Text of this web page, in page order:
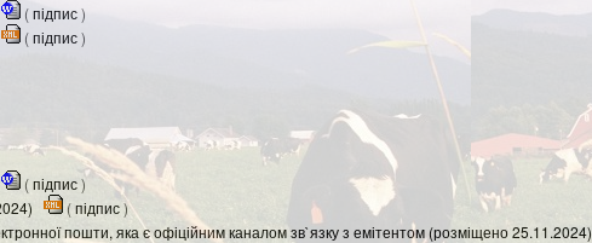
(підпис)
(підпис)
(підпис)
(підпис)
пошти, яка є офіційним каналом зв`язку з емітентом (розміщено 25.11.2024)